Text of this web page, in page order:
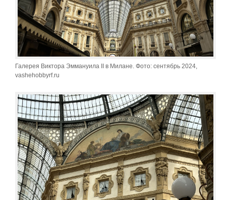
Галерея Виктора Эммануила II в Милане. Фото: сентябрь 2024,
vashehobbyrf.ru